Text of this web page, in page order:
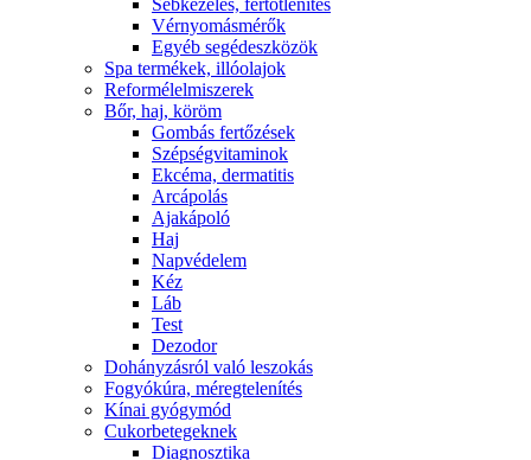
Sebkezelés, fertőtlenítés
Vérnyomásmérők
Egyéb segédeszközök
Spa termékek, illóolajok
Reformélelmiszerek
Bőr, haj, köröm
Gombás fertőzések
Szépségvitaminok
Ekcéma, dermatitis
Arcápolás
Ajakápoló
Haj
Napvédelem
Kéz
Láb
Test
Dezodor
Dohányzásról való leszokás
Fogyókúra, méregtelenítés
Kínai gyógymód
Cukorbetegeknek
Diagnosztika